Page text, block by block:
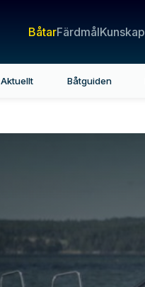
BåtarFärdmålKunskap
Aktuellt Båtguiden